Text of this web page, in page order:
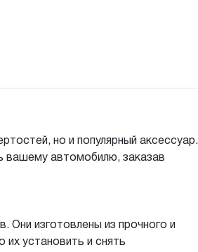
но и популярный аксессуар.
вашему автомобилю, заказав
Они изготовлены из прочного и
их установить и снять